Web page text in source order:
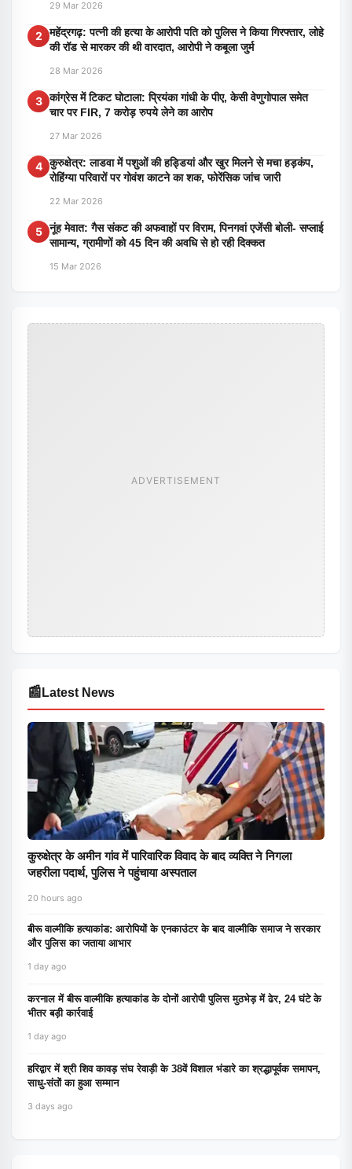
29 Mar 2026
2
महेंद्रगढ़: पत्नी की हत्या के आरोपी पति को पुलिस ने किया गिरफ्तार, लोहे
की रॉड से मारकर की थी वारदात, आरोपी ने कबूला जुर्म
28 Mar 2026
3 कांग्रेस में टिकट घोटाला: प्रियंका गांधी के पीए, केसी वेणुगोपाल समेत
चार पर FIR, 7 करोड़ रुपये लेने का आरोप
27 Mar 2026
4 कुरुक्षेत्र: लाडवा में पशुओं की हड्डियां और खुर मिलने से मचा हड़कंप,
रोहिंग्या परिवारों पर गोवंश काटने का शक, फोरेंसिक जांच जारी
22 Mar 2026
5 नूंह मेवात: गैस संकट की अफवाहों पर विराम, पिनगवां एजेंसी बोली- सप्लाई
सामान्य, ग्रामीणों को 45 दिन की अवधि से हो रही दिक्कत
15 Mar 2026
ADVERTISEMENT
📰 Latest News
कुरुक्षेत्र के अमीन गांव में पारिवारिक विवाद के बाद व्यक्ति ने निगला
जहरीला पदार्थ, पुलिस ने पहुंचाया अस्पताल
20 hours ago
बीरू वाल्मीकि हत्याकांड: आरोपियों के एनकाउंटर के बाद वाल्मीकि समाज ने सरकार
और पुलिस का जताया आभार
1 day ago
करनाल में बीरू वाल्मीकि हत्याकांड के दोनों आरोपी पुलिस मुठभेड़ में ढेर, 24 घंटे के
भीतर बड़ी कार्रवाई
1 day ago
हरिद्वार में श्री शिव कावड़ संघ रेवाड़ी के 38वें विशाल भंडारे का श्रद्धापूर्वक समापन,
साधु-संतों का हुआ सम्मान
3 days ago